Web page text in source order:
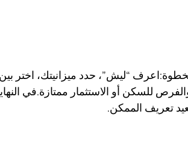
“ليش”، حدد ميزانيتك، اختر بين
للسكن أو الاستثمار ممتازة.في
تعريف الممكن.